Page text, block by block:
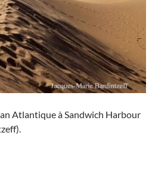
Atlantique à Sandwich Harbour
Harbour, Namibie (suite)